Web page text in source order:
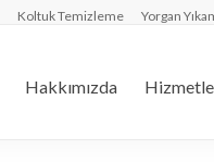
Koltuk Temizleme Yorgan
Hakkımızda